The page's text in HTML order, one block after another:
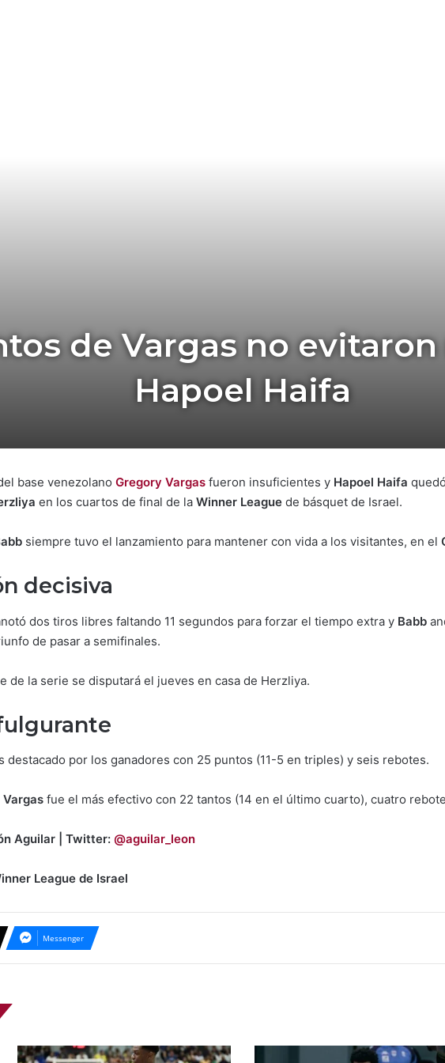
de Vargas no
Hapoel Haifa
base venezolano Gregory Vargas fueron insuficientes y Hapoel Haifa
en los cuartos de final de la Winner League de básquet de Israel.
siempre tuvo el lanzamiento para mantener con vida a los visitantes, en el
decisiva
dos tiros libres faltando 11 segundos para forzar el tiempo extra y Babb
de pasar a semifinales.
de la serie se disputará el jueves en casa de Herzliya.
destacado por los ganadores con 25 puntos (11-5 en triples) y seis rebotes.
Vargas fue el más efectivo con 22 tantos (14 en el último cuarto), cuatro
Aguilar | Twitter: @aguilar_leon
League de Israel
Messenger